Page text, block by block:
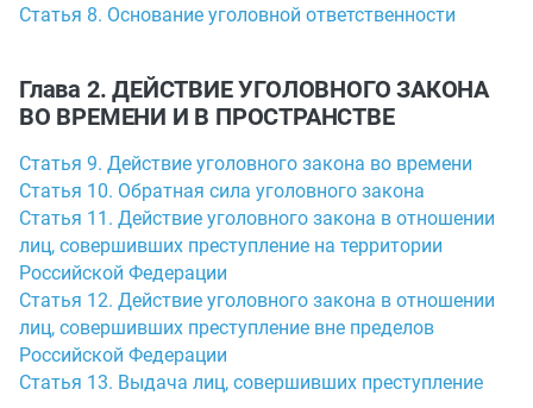
Статья 8. Основание уголовной ответственности
Глава 2. ДЕЙСТВИЕ УГОЛОВНОГО ЗАКОНА
ВО ВРЕМЕНИ И В ПРОСТРАНСТВЕ
Статья 9. Действие уголовного закона во времени
Статья 10. Обратная сила уголовного закона
Статья 11. Действие уголовного закона в отношении
лиц, совершивших преступление на территории
Российской Федерации
Статья 12. Действие уголовного закона в отношении
лиц, совершивших преступление вне пределов
Российской Федерации
Статья 13. Выдача лиц, совершивших преступление